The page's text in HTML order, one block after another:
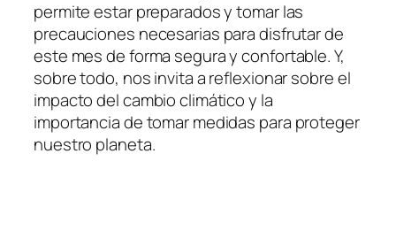
permite estar preparados y tomar las
precauciones necesarias para disfrutar de
este mes de forma segura y confortable. Y,
sobre todo, nos invita a reflexionar sobre el
impacto del cambio climático y la
importancia de tomar medidas para proteger
nuestro planeta.